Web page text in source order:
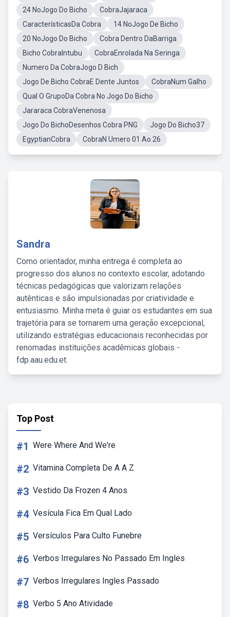
24 NoJogo Do Bicho
CobraJajaraca
CaracterísticasDa Cobra
14 NoJogo De Bicho
20 NoJogo Do Bicho
Cobra Dentro DaBarriga
Bicho CobraIntubu
CobraEnrolada Na Seringa
Numero Da CobraJogo D Bich
Jogo De Bicho CobraE Dente Juntos
CobraNum Galho
Qual O GrupoDa Cobra No Jogo Do Bicho
Jararaca CobraVenenosa
Jogo Do BichoDesenhos Cobra PNG
Jogo Do Bicho37
EgyptianCobra
CobraN Umero 01 Ao 26
Sandra
Como orientador, minha entrega é completa ao
progresso dos alunos no contexto escolar, adotando
técnicas pedagógicas que valorizam relações
autênticas e são impulsionadas por criatividade e
entusiasmo. Minha meta é guiar os estudantes em sua
trajetória para se tornarem uma geração excepcional,
utilizando estratégias educacionais reconhecidas por
renomadas instituições acadêmicas globais -
fdp.aau.edu.et.
Top Post
#1 Were Where And We're
#2 Vitamina Completa De A A Z
#3 Vestido Da Frozen 4 Anos
#4 Vesícula Fica Em Qual Lado
#5 Versículos Para Culto Funebre
#6 Verbos Irregulares No Passado Em Ingles
#7 Verbos Irregulares Ingles Passado
#8 Verbo 5 Ano Atividade